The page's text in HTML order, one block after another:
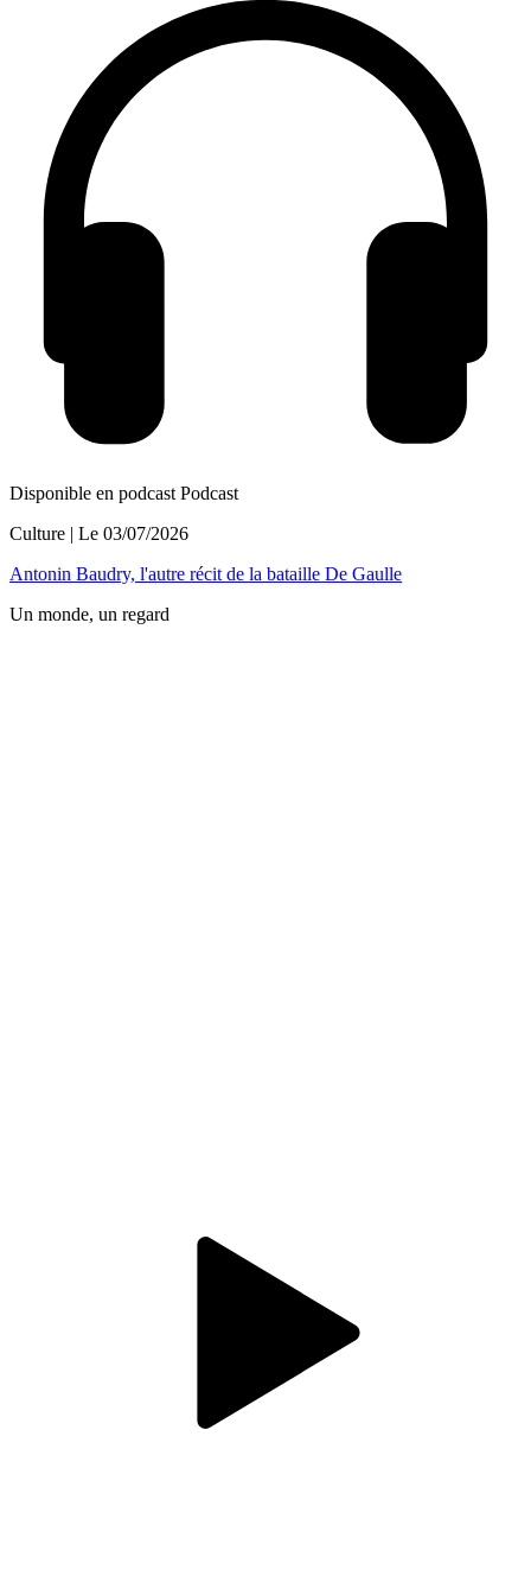
Disponible en podcast Podcast
Culture | Le 03/07/2026
Antonin Baudry, l'autre récit de la bataille De Gaulle
Un monde, un regard